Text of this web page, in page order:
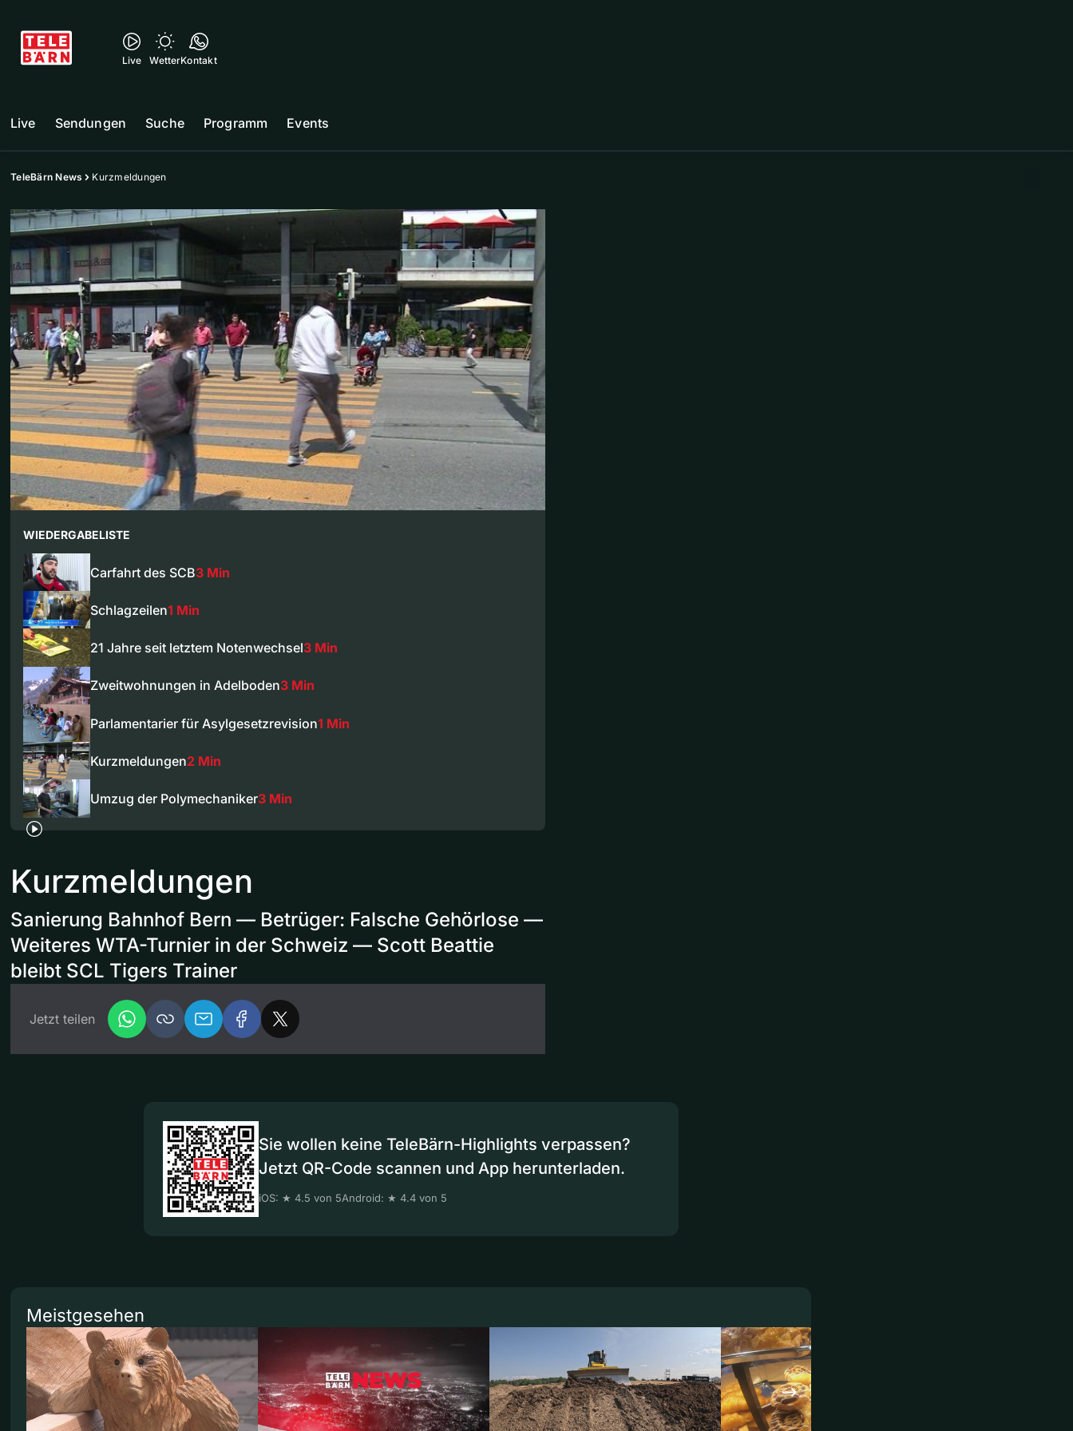
Live WetterKontakt
Live Sendungen Suche Programm Events
TeleBärn News Kurzmeldungen
WIEDERGABELISTE
Carfahrt des SCB3 Min
Schlagzeilen1 Min
21 Jahre seit letztem Notenwechsel3 Min
Zweitwohnungen in Adelboden3 Min
Parlamentarier für Asylgesetzrevision1 Min
Kurzmeldungen2 Min
Umzug der Polymechaniker3 Min
Kurzmeldungen
Sanierung Bahnhof Bern — Betrüger: Falsche Gehörlose —
Weiteres WTA-Turnier in der Schweiz — Scott Beattie
bleibt SCL Tigers Trainer
Jetzt teilen
Sie wollen keine TeleBärn-Highlights verpassen?
Jetzt QR-Code scannen und App herunterladen.
iOS: ★ 4.5 von 5Android: ★ 4.4 von 5
Meistgesehen